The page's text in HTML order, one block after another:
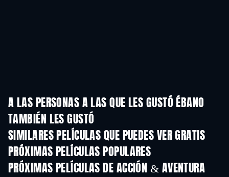
A LAS PERSONAS A LAS QUE LES GUSTÓ ÉBANO
TAMBIÉN LES GUSTÓ
SIMILARES PELÍCULAS QUE PUEDES VER GRATIS
PRÓXIMAS PELÍCULAS POPULARES
PRÓXIMAS PELÍCULAS DE ACCIÓN & AVENTURA